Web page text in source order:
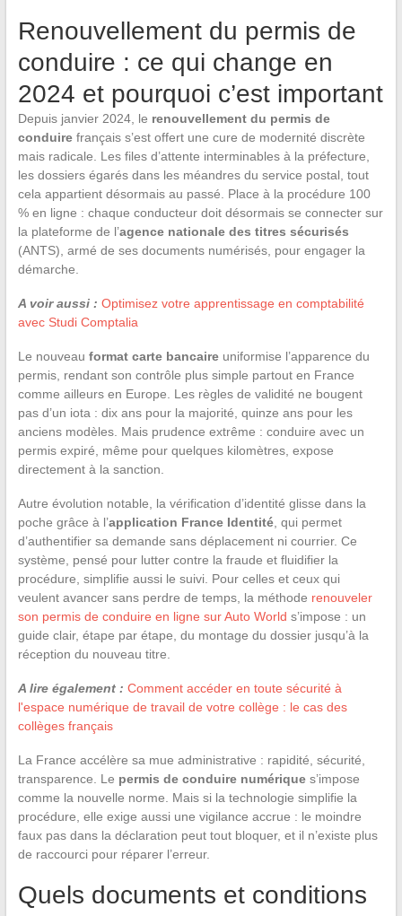
Renouvellement du permis de
conduire : ce qui change en
2024 et pourquoi c’est important
Depuis janvier 2024, le renouvellement du permis de
conduirefrançais s’est offert une cure de modernité discrète
mais radicale. Les files d’attente interminables à la préfecture,
les dossiers égarés dans les méandres du service postal, tout
cela appartient désormais au passé. Place à la procédure 100
% en ligne : chaque conducteur doit désormais se connecter sur
la plateforme de l’agence nationale des titres sécurisés
(ANTS), armé de ses documents numérisés, pour engager la
démarche.
A voir aussi : Optimisez votre apprentissage en comptabilité
avec Studi Comptalia
Le nouveau format carte bancaireuniformise l’apparence du
permis, rendant son contrôle plus simple partout en France
comme ailleurs en Europe. Les règles de validité ne bougent
pas d’un iota : dix ans pour la majorité, quinze ans pour les
anciens modèles. Mais prudence extrême : conduire avec un
permis expiré, même pour quelques kilomètres, expose
directement à la sanction.
Autre évolution notable, la vérification d’identité glisse dans la
poche grâce à l’application France Identité, qui permet
d’authentifier sa demande sans déplacement ni courrier. Ce
système, pensé pour lutter contre la fraude et fluidifier la
procédure, simplifie aussi le suivi. Pour celles et ceux qui
veulent avancer sans perdre de temps, la méthode renouveler
son permis de conduire en ligne sur Auto World s’impose : un
guide clair, étape par étape, du montage du dossier jusqu’à la
réception du nouveau titre.
A lire également : Comment accéder en toute sécurité à
l'espace numérique de travail de votre collège : le cas des
collèges français
La France accélère sa mue administrative : rapidité, sécurité,
transparence. Le permis de conduire numériques’impose
comme la nouvelle norme. Mais si la technologie simplifie la
procédure, elle exige aussi une vigilance accrue : le moindre
faux pas dans la déclaration peut tout bloquer, et il n’existe plus
de raccourci pour réparer l’erreur.
Quels documents et conditions